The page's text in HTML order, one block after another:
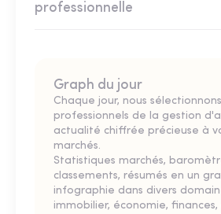
professionnelle
Graph du jour
Chaque jour, nous
professionnels de la gestion
actualité chiffrée précieuse à
marchés.
Statistiques marchés,
classements, résumés en un
infographie dans divers
immobilier, économie, finances,